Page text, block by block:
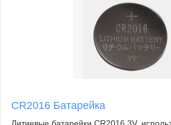
CR2016 Батарейка